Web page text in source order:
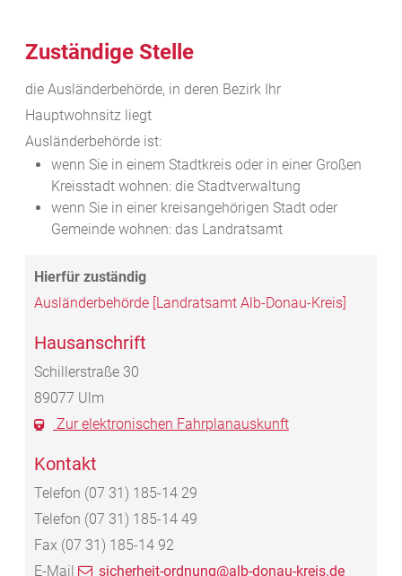
Zuständige Stelle
die Ausländerbehörde, in deren Bezirk Ihr
Hauptwohnsitz liegt
Ausländerbehörde ist:
wenn Sie in einem Stadtkreis oder in einer Großen
Kreisstadt wohnen: die Stadtverwaltung
wenn Sie in einer kreisangehörigen Stadt oder
Gemeinde wohnen: das Landratsamt
Ausländerbehörde [Landratsamt Alb-Donau-Kreis]
Hausanschrift
Schillerstraße 30
89077 Ulm
Zur elektronischen Fahrplanauskunft
Kontakt
Telefon (07 31) 185-14 29
Telefon (07 31) 185-14 49
Fax (07 31) 185-14 92
E-Mail
sicherheit-ordnung@alb-donau-kreis.de